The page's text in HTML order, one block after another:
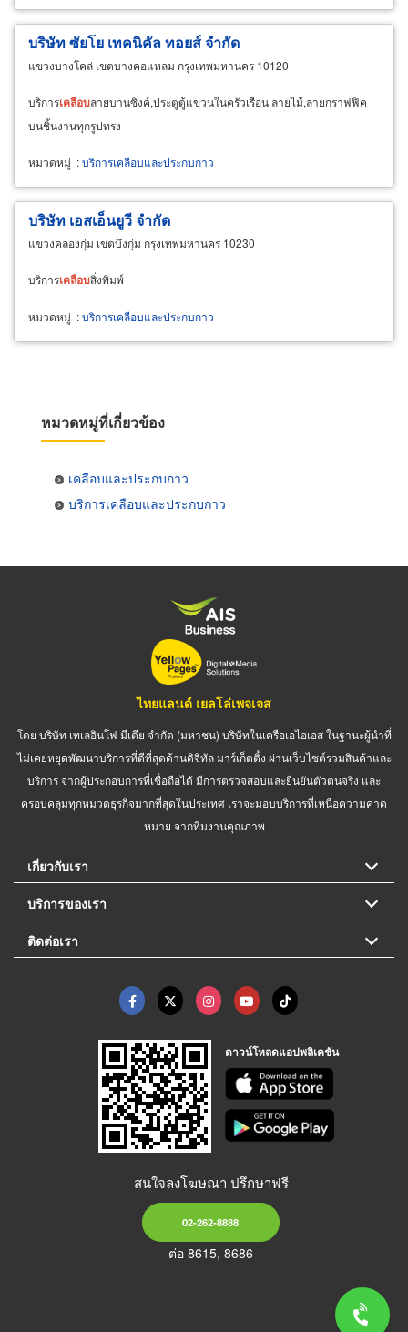
บริษัท ซัยโย เทคนิคัล ทอยส์ จำกัด
แขวงบางโคล่ เขตบางคอแหลม กรุงเทพมหานคร 10120
บริการเคลือบลายบานซิงค์,ประตูตู้แขวนในครัวเรือน ลายไม้,ลายกราฟฟิค
บนชิ้นงานทุกรูปทรง
หมวดหมู่ :บริการเคลือบและประกบกาว
บริษัท เอสเอ็นยูวี จำกัด
แขวงคลองกุ่ม เขตบึงกุ่ม กรุงเทพมหานคร 10230
บริการเคลือบสิ่งพิมพ์
หมวดหมู่ :บริการเคลือบและประกบกาว
หมวดหมู่ที่เกี่ยวข้อง
เคลือบและประกบกาว
บริการเคลือบและประกบกาว
ไทยแลนด์ เยลโล่เพจเจส
โดย บริษัท เทเลอินโฟ มีเดีย จำกัด (มหาชน) บริษัทในเครือเอไอเอส ในฐานะผู้นำที่
ไม่เคยหยุดพัฒนาบริการที่ดีที่สุดด้านดิจิทัล มาร์เก็ตติ้ง ผ่านเว็บไซต์รวมสินค้าและ
บริการ จากผู้ประกอบการที่เชื่อถือได้ มีการตรวจสอบและยืนยันตัวตนจริง และ
ครอบคลุมทุกหมวดธุรกิจมากที่สุดในประเทศ เราจะมอบบริการที่เหนือความคาด
หมาย จากทีมงานคุณภาพ
เกี่ยวกับเรา
บริการของเรา
ติดต่อเรา
ดาวน์โหลดแอปพลิเคชัน
สนใจลงโฆษณา ปรึกษาฟรี
02-262-8888
ต่อ 8615, 8686